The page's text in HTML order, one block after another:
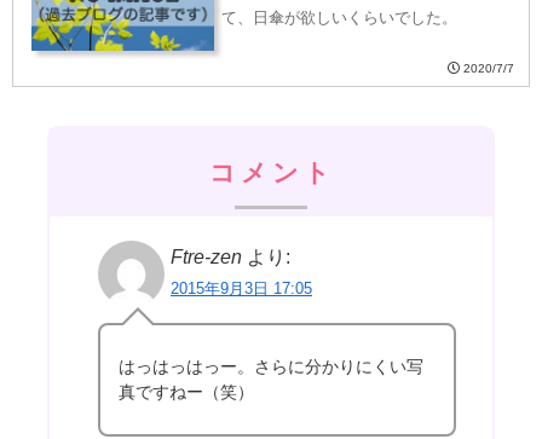
て、日傘が欲しいくらいでした。
2020/7/7
コメント
Ftre-zen より:
2015年9月3日 17:05
はっはっはっー。さらに分かりにくい写
真ですねー（笑）